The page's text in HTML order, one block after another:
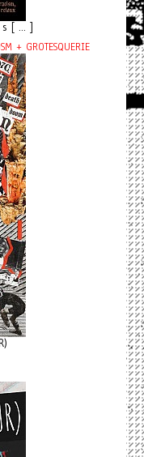
s [ ... ]
+ GROTESQUERIE